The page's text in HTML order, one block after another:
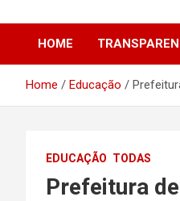
Prefeitura
Antonio
HOME
Home Educação
EDUCAÇÃO TODAS
Prefeitura